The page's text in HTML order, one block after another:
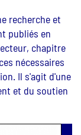
recherche et
publiés en
chapitre
nécessaires
Il s'agit d'une
et du soutien